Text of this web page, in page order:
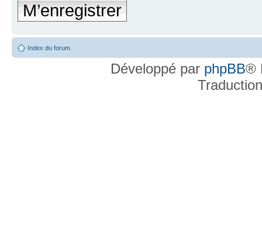
M’enregistrer
Index du forum
Développé par phpBB®